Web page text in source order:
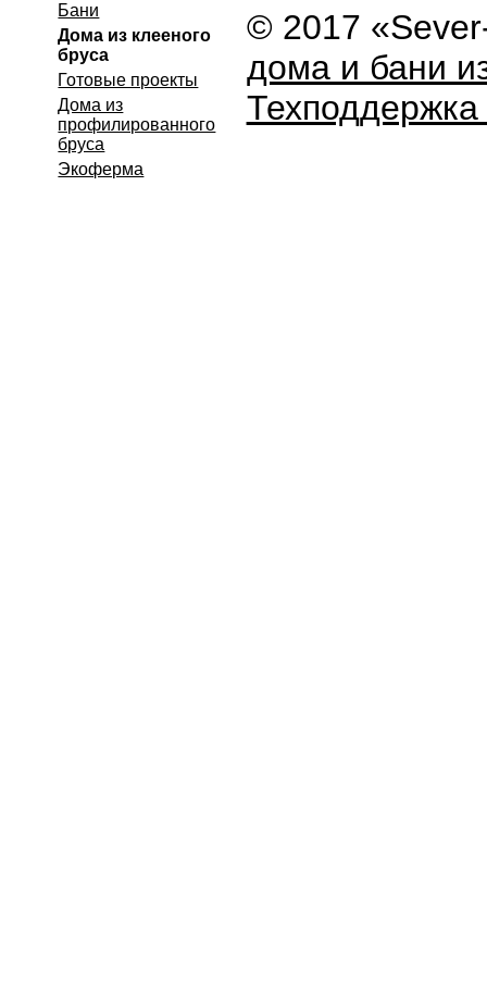
Бани
Дома из клееного
бруса
Готовые проекты
Дома из
профилированного
бруса
Экоферма
© 2017
дома и бани
Техподдержка